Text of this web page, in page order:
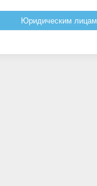
Юридическим лицам